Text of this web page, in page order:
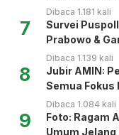
Dibaca 1.181 kali
7
Survei
Prabowo &
Dibaca 1.139 kali
8
Jubir AMIN:
Semua
Dibaca 1.084 kali
9
Foto: Ragam
Umum Jelang